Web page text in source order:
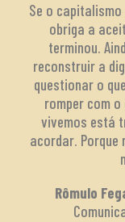
Se o
obriga a
terminou.
reconstruir a
questionar o
romper com
vivemos está
acordar. Porque
Rômulo